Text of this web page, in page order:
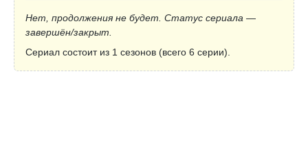
Нет, продолжения не будет. Статус сериала —
завершён/закрыт.
Сериал состоит из 1 сезонов (всего 6 серии).